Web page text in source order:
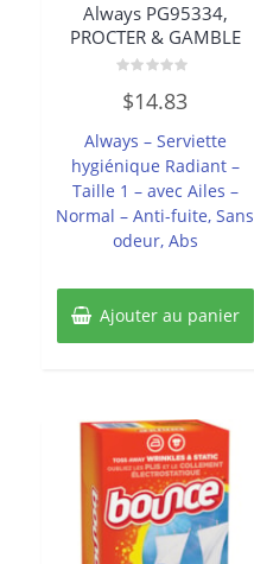
Always PG95334,
PROCTER & GAMBLE
0
sur
$14.83
Always – Serviette
hygiénique Radiant –
Taille 1 – avec Ailes –
Normal – Anti-fuite, Sans
odeur, Abs
Ajouter au panier